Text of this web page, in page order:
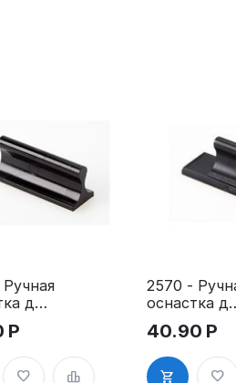
для
с
Р
2570 -
оснастка
штампа
25х70 мм с
клеевым
слоем
40.90 Р